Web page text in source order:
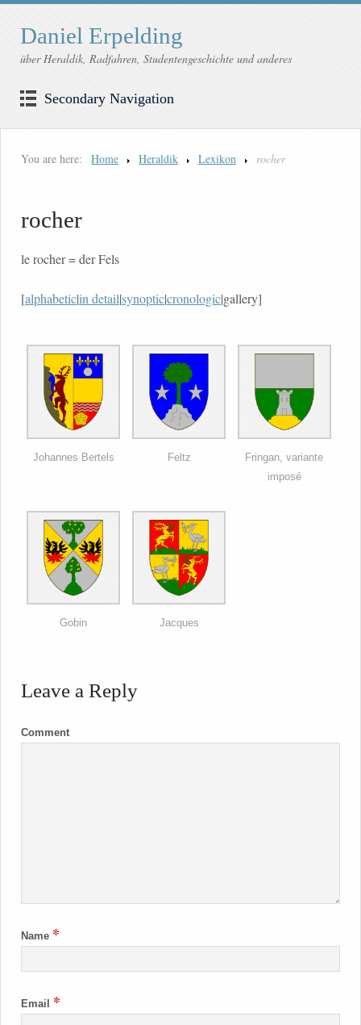
Daniel Erpelding
über Heraldik, Radfahren, Studentengeschichte und anderes
Secondary Navigation
You are here: Home Heraldik Lexikon rocher
rocher
le rocher = der Fels
[alphabetic|in detail|synoptic|cronologic|gallery]
Johannes Bertels Feltz
Fringan, variante
imposé
Gobin Jacques
Leave a Reply
Comment
Name *
Email *